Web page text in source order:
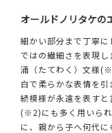
オールドノリタケの
細かい部分まで丁寧に
ではの繊細さを表現
涌（たてわく）文様
白で柔らかな表情を
続模様が永遠を表す
(※2)にも多く用いら
に、親から子へ何代